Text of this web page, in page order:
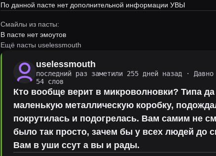
По данной пасте нет дополнительной информации УВЫ
Смайлы из пасты:
В пасте нет эмоутов
Ещё пасты uselessmouth
uselessmouth
последний раз заметили 255 дней назад ·
54 слов
Кто вообще верит в микроволновки? Типа
маленькую металлическую коробку,
покрутилась и подогрелась. Вам самим не
было так просто, зачем бы у всех людей до
Вам в уши ссут а вы и рады.